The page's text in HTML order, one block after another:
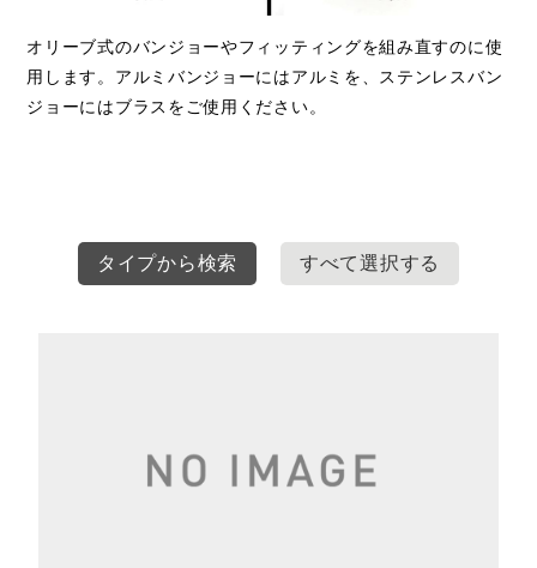
オリーブ式のバンジョーやフィッティングを組み直すのに使
用します。アルミバンジョーにはアルミを、ステンレスバン
ジョーにはブラスをご使用ください。
タイプから検索 すべて選択する